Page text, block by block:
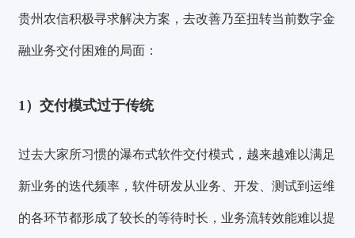
贵州农信积极寻求解决方案，去改善乃至扭转当前数字金
融业务交付困难的局面：
1）交付模式过于传统
过去大家所习惯的瀑布式软件交付模式，越来越难以满足
新业务的迭代频率，软件研发从业务、开发、测试到运维
的各环节都形成了较长的等待时长，业务流转效能难以提